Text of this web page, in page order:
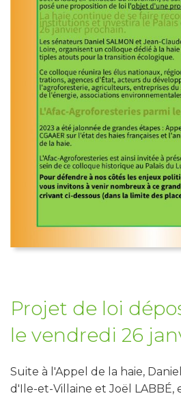
Projet de loi
le vendredi 26
Suite à l'Appel de la haie,
d'Ile-et-Villaine et Joël LABBÉ,